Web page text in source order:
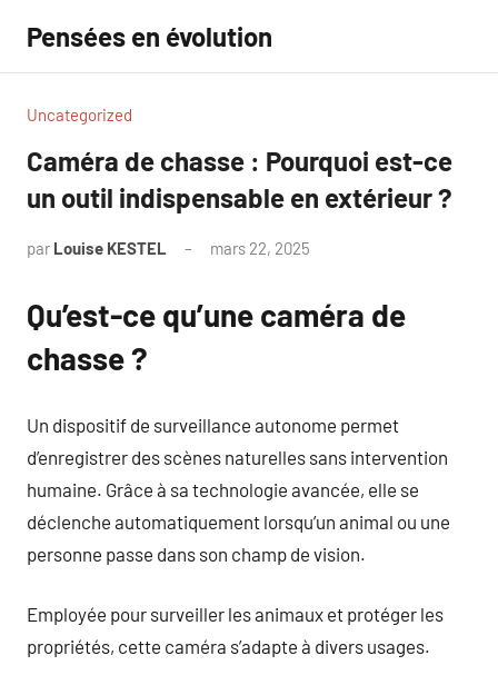
contenu
Pensées en évolution
Uncategorized
Caméra de chasse : Pourquoi est-ce
un outil indispensable en extérieur ?
par Louise KESTEL mars 22, 2025
Qu’est-ce qu’une caméra de
chasse ?
Un dispositif de surveillance autonome permet
d’enregistrer des scènes naturelles sans intervention
humaine. Grâce à sa technologie avancée, elle se
déclenche automatiquement lorsqu’un animal ou une
personne passe dans son champ de vision.
Employée pour surveiller les animaux et protéger les
propriétés, cette caméra s’adapte à divers usages.